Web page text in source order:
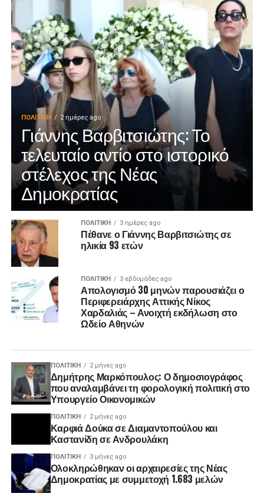
ΠΟΛΙΤΙΚΉ 2 ημέρες ago
Γιάννης Βαρβιτσιώτης: Το
τελευταίο αντίο στο ιστορικό
στέλεχος της Νέας
Δημοκρατίας
ΠΟΛΙΤΙΚΉ 3 ημέρες ago
Πέθανε ο Γιάννης Βαρβιτσιώτης σε
ηλικία 93 ετών
ΠΟΛΙΤΙΚΉ 3 εβδομάδες ago
Απολογισμό 30 μηνών παρουσιάζει ο
Περιφερειάρχης Αττικής Νίκος
Χαρδαλιάς – Ανοιχτή εκδήλωση στο
Ωδείο Αθηνών
ΠΟΛΙΤΙΚΉ 2 μήνες ago
Δημήτρης Μαρκόπουλος: Ο δημοσιογράφος
που αναλαμβάνει τη φορολογική πολιτική στο
Υπουργείο Οικονομικών
ΠΟΛΙΤΙΚΉ 2 μήνες ago
Καρφιά Δούκα σε Διαμαντοπούλου και
Καστανίδη σε Ανδρουλάκη
ΠΟΛΙΤΙΚΉ 3 μήνες ago
Ολοκληρώθηκαν οι αρχαιρεσίες της Νέας
Δημοκρατίας με συμμετοχή 1.683 μελών